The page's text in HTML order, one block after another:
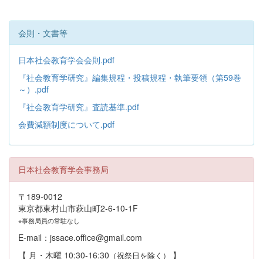
会則・文書等
日本社会教育学会会則.pdf
『社会教育学研究』編集規程・投稿規程・執筆要領（第59巻
～）.pdf
『社会教育学研究』査読基準.pdf
会費減額制度について.pdf
日本社会教育学会事務局
〒189-0012
東京都東村山市萩山町2-6-10-1F
※事務局員の常駐なし
E-mail：jssace.office@gmail.com
【 月・木曜 10:30-16:30 （祝祭日を除く） 】